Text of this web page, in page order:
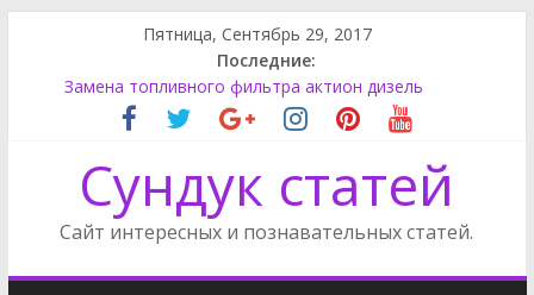
Пятница, Сентябрь 29, 2017
Последние:
Замена топливного фильтра актион дизель
Как поменять лампу ближнего света на Фокусе 3
Как снять обшивку двери на Фриландер 2
Сузуки SX4 задний фонарь
Супер моддинг пк в стимпанк стиле
Сундук статей
Сайт интересных и познавательных статей.